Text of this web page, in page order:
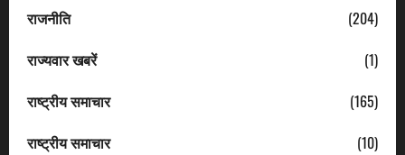
राजनीति
(204)
राज्यवार खबरें
(1)
राष्ट्रीय समाचार
(165)
राष्ट्रीय समाचार
(10)